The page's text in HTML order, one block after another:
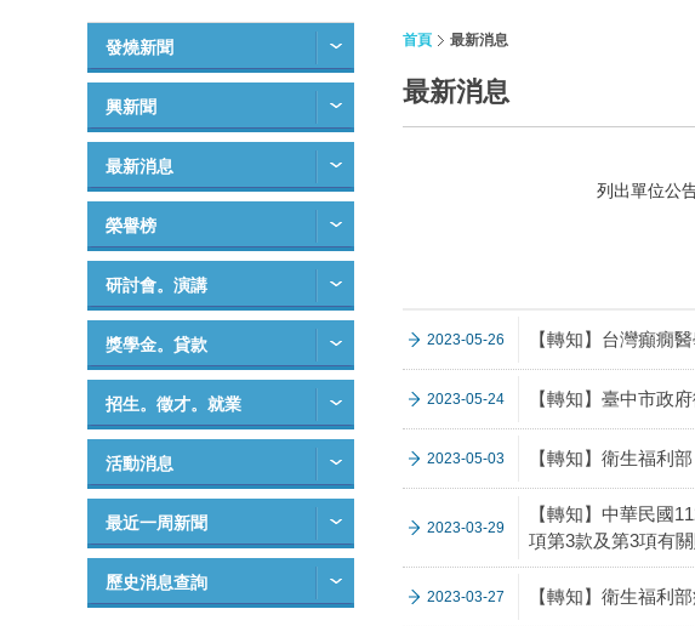
發燒新聞
興新聞
最新消息
榮譽榜
研討會。演講
獎學金。貸款
招生。徵才。就業
活動消息
最近一周新聞
歷史消息查詢
首頁 最新消息
最新消息
列出單位公
2023-05-26 【轉知】台灣癲癇
2023-05-24 【轉知】臺中市政
2023-05-03 【轉知】衛生福利
2023-03-29
【轉知】中華民國
項第3款及第3項有
2023-03-27 【轉知】衛生福利